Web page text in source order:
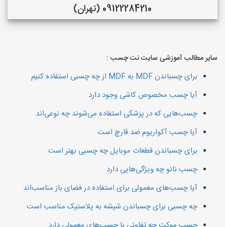
09122284210 (تهران)
سایر مطالب آموزشی سایت نت چسب :
برای چسباندن MDF به MDF از چه چسبی استفاده کنیم
آیا چسب مخصوص کاشی وجود دارد
چسب‌هایی که در پزشکی استفاده می‌شوند چه نوعی‌اند
آیا چسب آکواریوم ضد قارچ است
برای چسباندن قطعات موبایل چه چسبی بهتر است
چسب‌ نانو چه ویژگی‌هایی دارد
آیا چسب‌های معمولی برای استفاده در فضای باز مناسب‌اند
چه چسبی برای چسباندن شیشه به پلاستیک مناسب است